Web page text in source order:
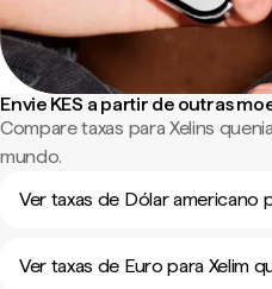
Envie KES a partir de outras
Compare taxas para Xelins
mundo.
Ver taxas de Dólar americano
Ver taxas de Euro para Xelim